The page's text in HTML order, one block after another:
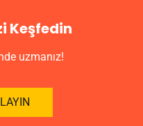
Keşfedin
uzmanız!